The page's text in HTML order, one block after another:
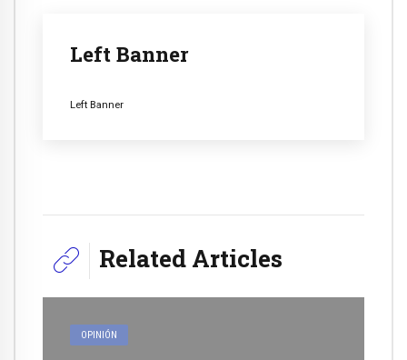
Left Banner
Left Banner
Related Articles
OPINIÓN